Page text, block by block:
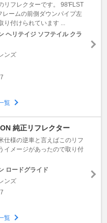
リフレクターです。 98'FLST
レームの前側ダウンパイプ左
付けられています ...
ヘリテイジ ソフテイル クラ
ンズ
覧
純正リフレクター
仕様の逆車と言えばこのリフ
イメージがあったので取り付
ロードグライド
ンズ
覧